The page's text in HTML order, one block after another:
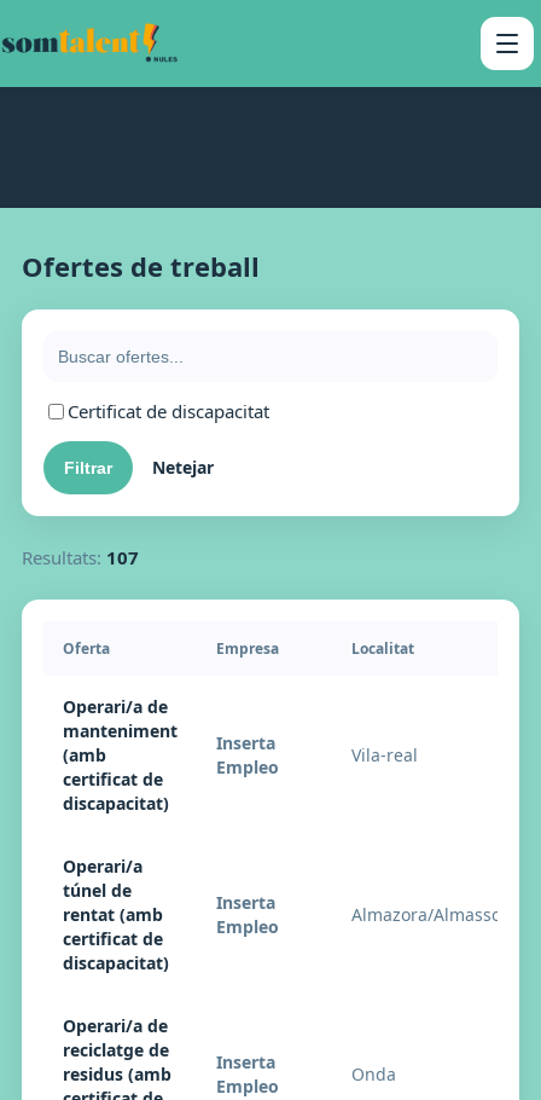
Ofertes de treball
Certificat de discapacitat
Netejar
Resultats: 107
Oferta Empresa Localitat
Operari/a de
manteniment
(amb
certificat de
discapacitat)
Inserta
Empleo
Vila-real
Operari/a
túnel de
rentat (amb
certificat de
discapacitat)
Inserta
Empleo
Almazora/Almassora
Operari/a de
reciclatge de
residus (amb
Inserta
Empleo
Onda